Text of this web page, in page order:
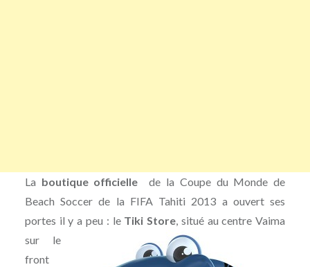
La boutique officielle de la Coupe du Monde de
Beach Soccer de la FIFA Tahiti 2013 a ouvert ses
portes il y a peu : le Tiki Store, situé au centre Vaima
sur le
front